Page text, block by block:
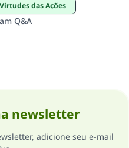
Virtudes das Ações
Q&A
newsletter
adicione seu e-mail